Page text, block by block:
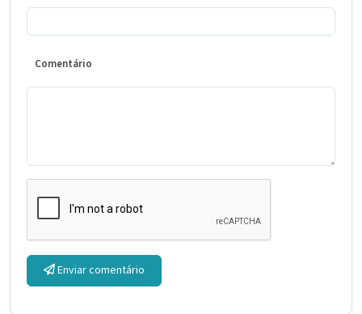
Comentário
Enviar comentário